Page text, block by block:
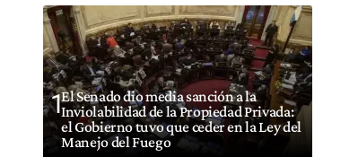
1El Senado dio media sanción a la
Inviolabilidad de la Propiedad Privada:
el Gobierno tuvo que ceder en la Ley del
Manejo del Fuego